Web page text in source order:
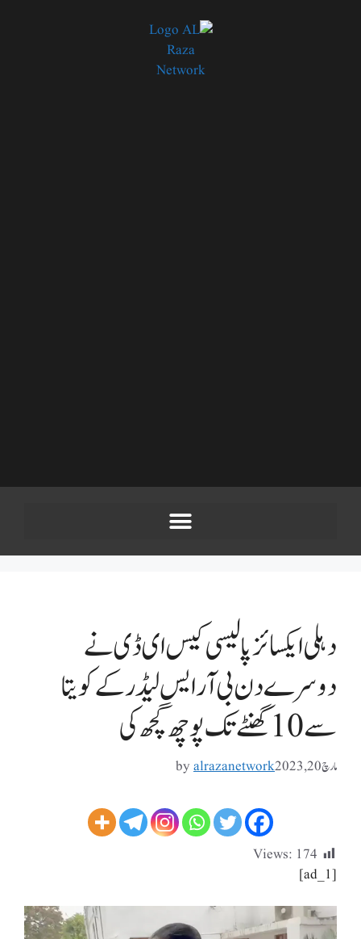
دہلی ایکسائز پالیسی کیس ای ڈی نے
دوسرے دن بی آر ایس لیڈر کے کویتا
سے 10 گھنٹے تک پوچھ گچھ کی
مارچ 20, 2023 byalrazanetwork
Views: 174
[ad_1]